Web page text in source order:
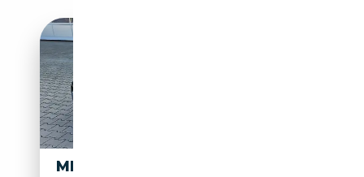
MERCEDES-BENZ SLK 300